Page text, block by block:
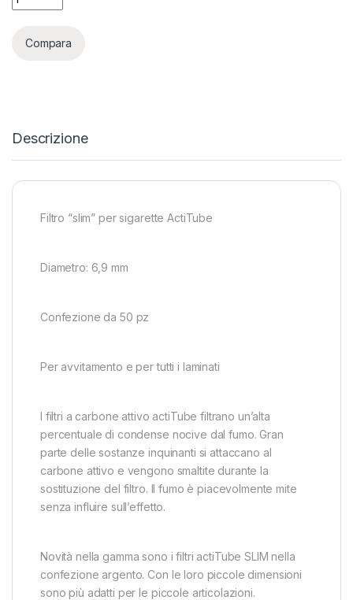
Compara
Descrizione
Filtro “slim” per sigarette ActiTube
Diametro: 6,9 mm
Confezione da 50 pz
Per avvitamento e per tutti i laminati
I filtri a carbone attivo actiTube filtrano un’alta
percentuale di condense nocive dal fumo. Gran
parte delle sostanze inquinanti si attaccano al
carbone attivo e vengono smaltite durante la
sostituzione del filtro. Il fumo è piacevolmente mite
senza influire sull’effetto.
Novità nella gamma sono i filtri actiTube SLIM nella
confezione argento. Con le loro piccole dimensioni
sono più adatti per le piccole articolazioni.